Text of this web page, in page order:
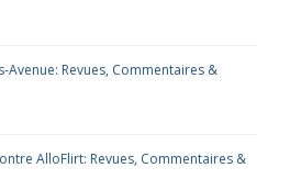
Avenue: Revues, Commentaires &
AlloFlirt: Revues, Commentaires &